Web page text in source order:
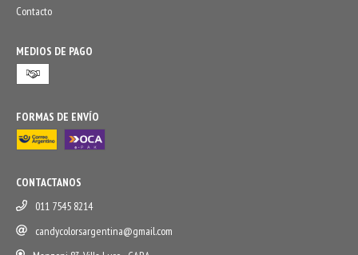
Contacto
MEDIOS DE PAGO
FORMAS DE ENVÍO
CONTACTANOS
011 7545 8214
candycolorsargentina@gmail.com